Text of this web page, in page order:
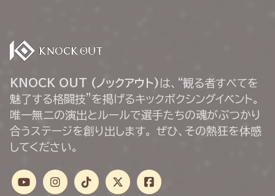
KNOCK OUT (ノックアウト) は、“観る者すべてを
魅了する格闘技”を掲げるキックボクシングイベント。
唯一無二の演出とルールで選手たちの魂がぶつかり
合うステージを創り出します。 ぜひ、その熱狂を体感
してください。